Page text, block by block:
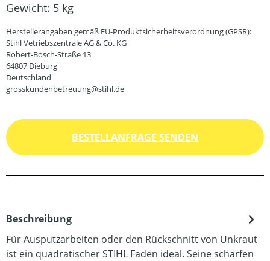
Gewicht: 5 kg
Herstellerangaben gemäß EU-Produktsicherheitsverordnung (GPSR):
Stihl Vetriebszentrale AG & Co. KG
Robert-Bosch-Straße 13
64807 Dieburg
Deutschland
grosskundenbetreuung@stihl.de
BESTELLANFRAGE SENDEN
Beschreibung
Für Ausputzarbeiten oder den Rückschnitt von Unkraut
ist ein quadratischer STIHL Faden ideal. Seine scharfen